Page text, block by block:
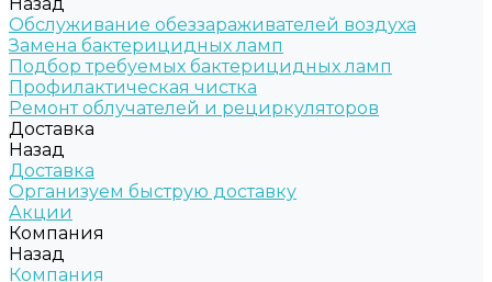
Обслуживание обеззараживателей воздуха
Замена бактерицидных ламп
Подбор требуемых бактерицидных ламп
Профилактическая чистка
Ремонт облучателей и рециркуляторов
Доставка
Назад
Доставка
Организуем быструю доставку
Акции
Компания
Назад
Компания